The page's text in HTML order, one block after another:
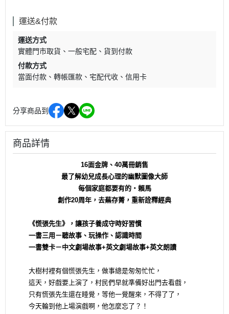
運送&付款
運送方式
實體門市取貨
一般宅配
貨到付款
付款方式
當面付款
轉帳匯款 宅配代收 信用卡
分享商品到
商品詳情
16面金牌、40萬冊銷售
最了解幼兒成長心理的幽默圖像大師
每個家庭都要有的‧賴馬
創作20周年，去蕪存菁，重新詮釋經典
《慌張先生》，讓孩子養成守時好習慣
一書三用－聽故事、玩操作、認識時間
一書雙卡－中文劇場故事+英文劇場故事+英文朗讀
大樹村裡有個慌張先生，做事總是匆匆忙忙，
這天，好戲要上演了，村民們早就準備好出門去看戲，
只有慌張先生還在睡覺，等他一覺醒來，不得了了，
今天輪到他上場演戲啊，他怎麼忘了？！